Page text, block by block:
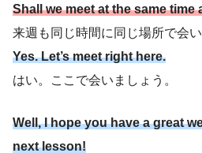
Shall we meet at the same time
来週も同じ時間に同じ場所で会
Yes. Let’s meet right here.
はい。ここで会いましょう。
Well, I hope you have a great
next lesson!